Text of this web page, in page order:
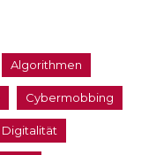
Algorithmen
Cybermobbing
Digitalität